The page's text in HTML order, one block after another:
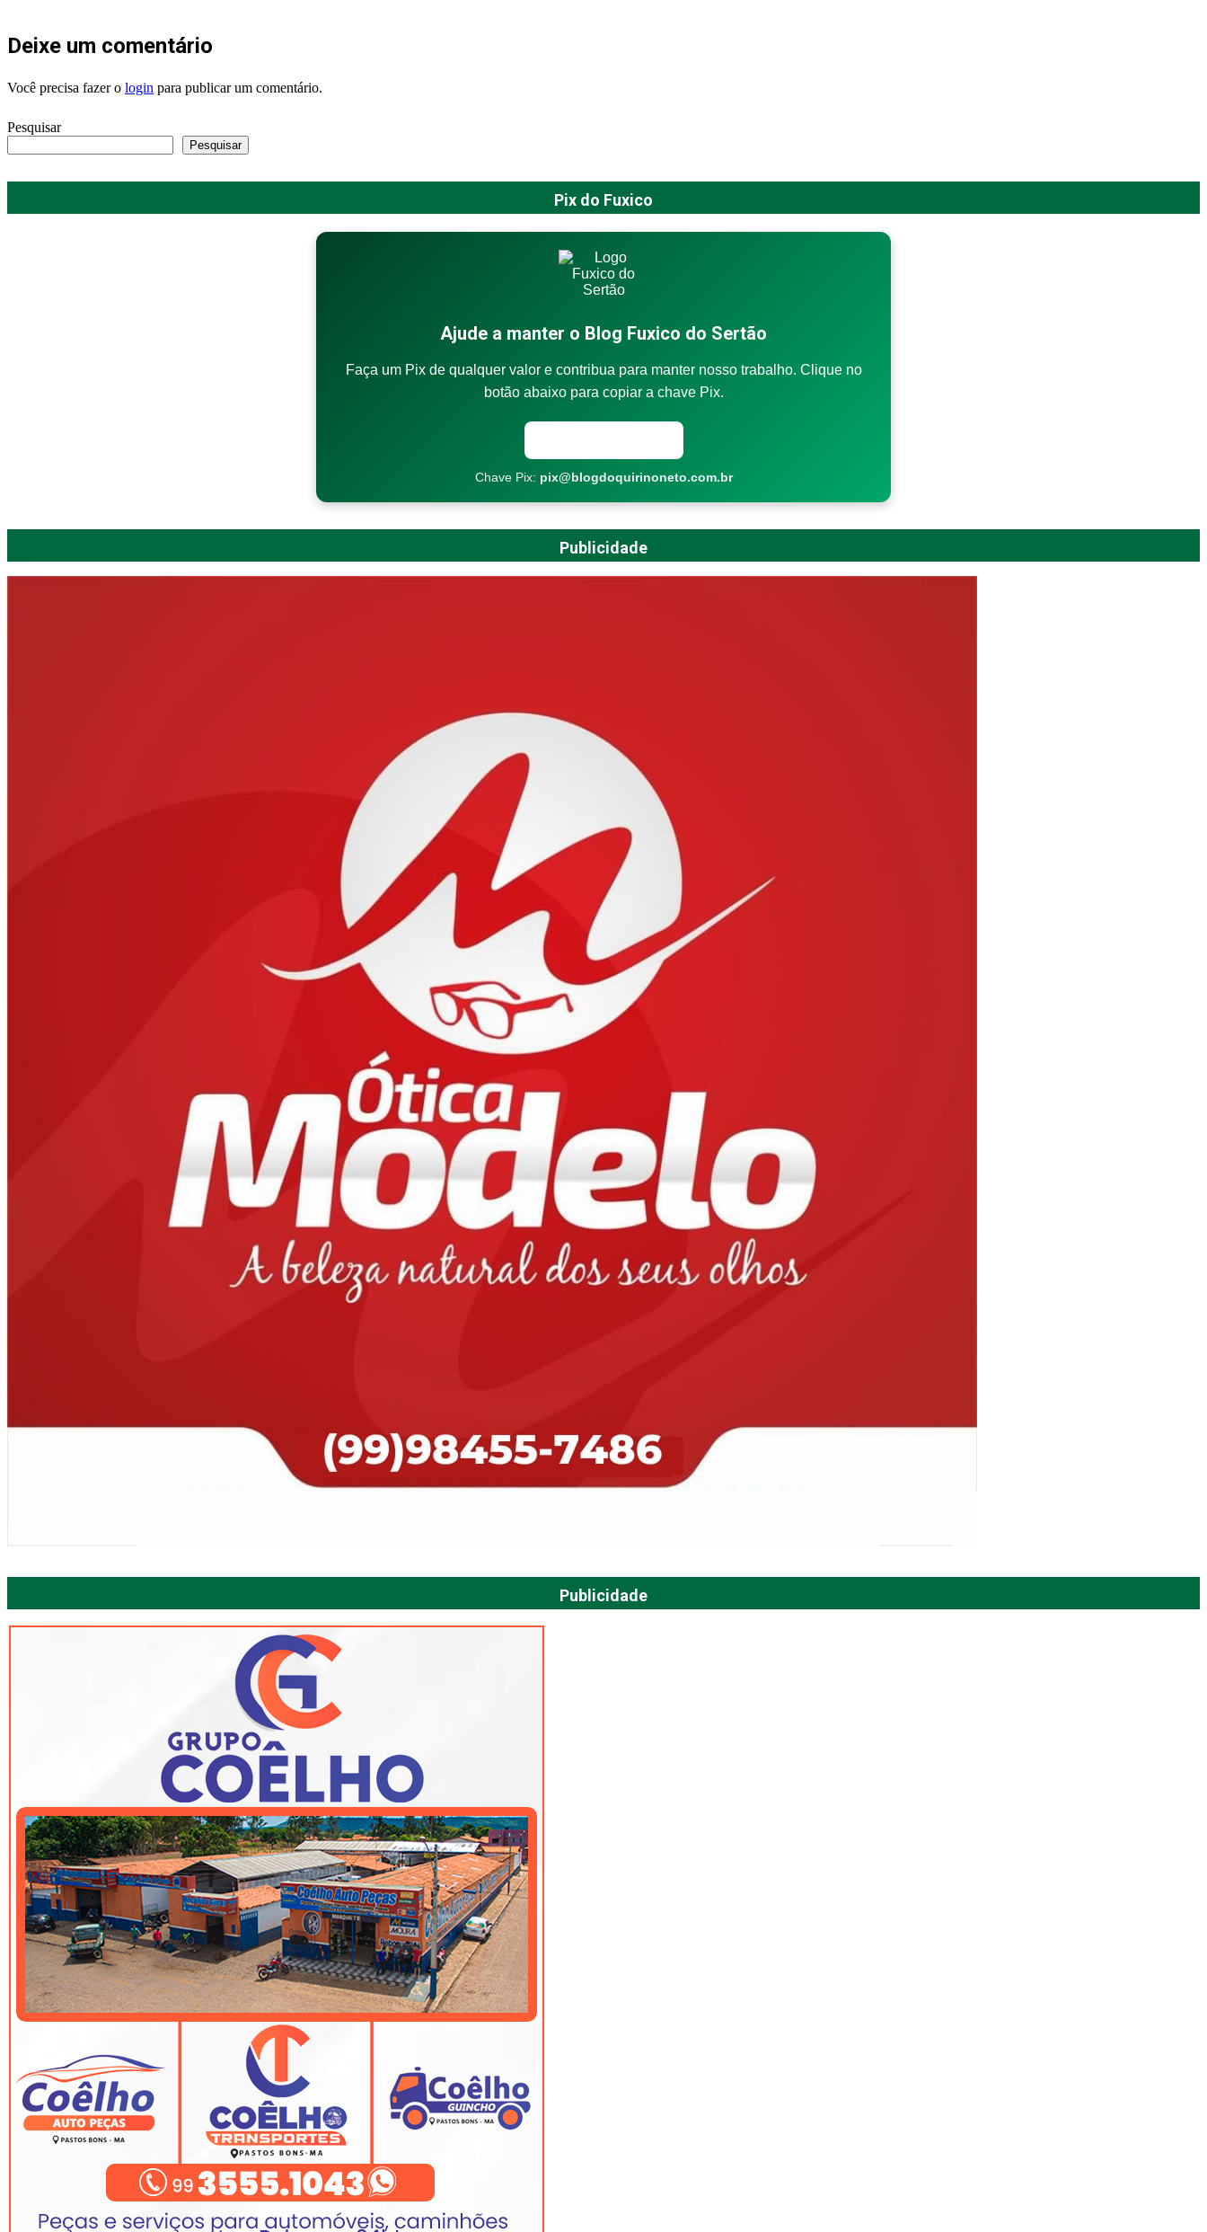
Deixe um comentário
Você precisa fazer o login para publicar um comentário.
Pesquisar
Pesquisar
Pix do Fuxico
Ajude a manter o Blog Fuxico do Sertão
Faça um Pix de qualquer valor e contribua para manter nosso trabalho. Clique no
botão abaixo para copiar a chave Pix.
Chave Pix: pix@blogdoquirinoneto.com.br
Publicidade
Publicidade